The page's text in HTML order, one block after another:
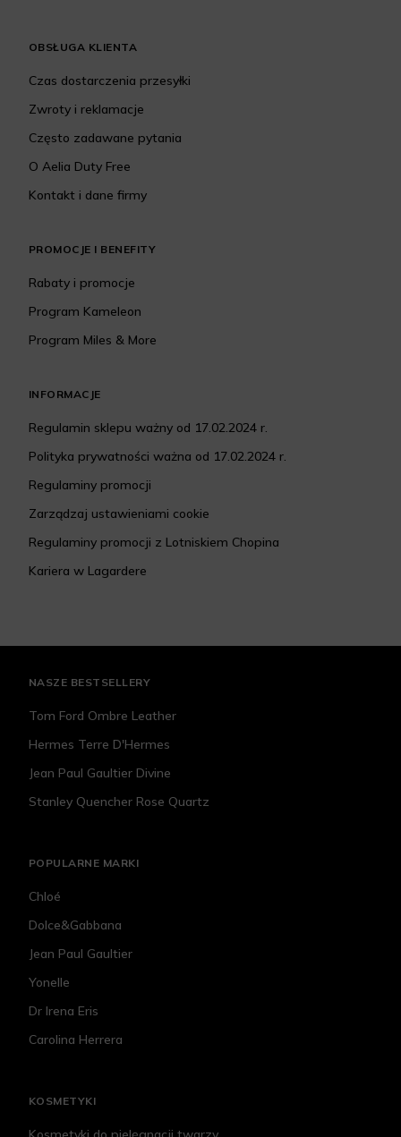
OBSŁUGA KLIENTA
Czas dostarczenia przesyłki
Zwroty i reklamacje
Często zadawane pytania
O Aelia Duty Free
Kontakt i dane firmy
PROMOCJE I BENEFITY
Rabaty i promocje
Program Kameleon
Program Miles & More
INFORMACJE
Regulamin sklepu ważny od 17.02.2024 r.
Polityka prywatności ważna od 17.02.2024 r.
Regulaminy promocji
Zarządzaj ustawieniami cookie
Regulaminy promocji z Lotniskiem Chopina
Kariera w Lagardere
NASZE BESTSELLERY
Tom Ford Ombre Leather
Hermes Terre D'Hermes
Jean Paul Gaultier Divine
Stanley Quencher Rose Quartz
POPULARNE MARKI
Chloé
Dolce&Gabbana
Jean Paul Gaultier
Yonelle
Dr Irena Eris
Carolina Herrera
KOSMETYKI